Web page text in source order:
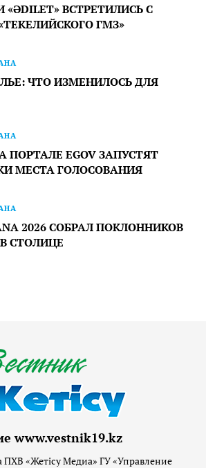
ВСТРЕТИЛИСЬ С
ГМЗ»
ЧТО ИЗМЕНИЛОСЬ ДЛЯ
ПОРТАЛЕ EGOV ЗАПУСТЯТ
МЕСТА ГОЛОСОВАНИЯ
2026 СОБРАЛ ПОКЛОННИКОВ
СТОЛИЦЕ
www.vestnik19.kz
«Жетісу Медиа» ГУ «Управление